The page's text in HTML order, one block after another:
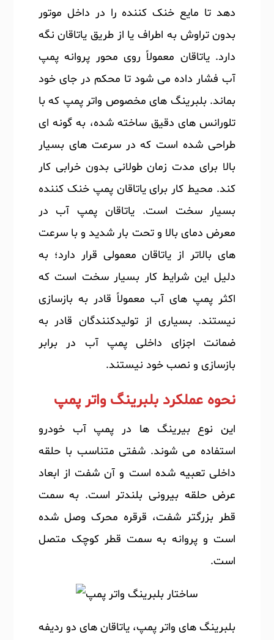
دهد تا مایع خنک کننده را در داخل موتور
بدون تراوش به اطراف یا از طریق یاتاقان نگه
دارد. یاتاقان معمولاً روی محور پروانه پمپ
آب فشار داده می شود تا محکم در جای خود
بماند. بلبرینگ های مخصوص واتر پمپ که با
تلورانس های دقیق ساخته شده، به گونه ای
طراحی شده است که در سرعت های بسیار
بالا برای مدت زمان طولانی بدون خرابی کار
کند. محیط کار برای یاتاقان پمپ خنک کننده
بسیار سخت است. یاتاقان پمپ آب در
معرض دمای بالا و تحت بار شدید و با سرعت
های بالاتر از یاتاقان معمولی قرار دارد؛ به
دلیل این شرایط کار بسیار سخت است که
اکثر پمپ های آب معمولاً قادر به بازسازی
نیستند. بسیاری از تولیدکنندگان قادر به
ضمانت اجزای داخلی پمپ آب در برابر
بازسازی و نصب خود نیستند.
نحوه عملکرد بلبرینگ واتر پمپ
این نوع بیرینگ ها در پمپ آب خودرو
استفاده می شوند. شفتی متناسب با حلقه
داخلی تعبیه شده است و آن شفت از ابعاد
عرض حلقه بیرونی بلندتر است. به سمت
قطر بزرگتر شفت، قرقره محرک وصل شده
است و پروانه به سمت قطر کوچک متصل
است.
بلبرینگ های واتر پمپ، یاتاقان های دو ردیفه